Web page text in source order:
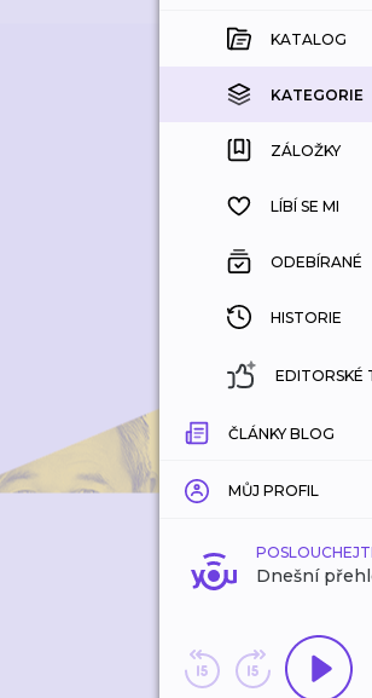
KOUPENÉ
KATEGORIE
ZÁLOŽKY
HISTORIE
KATALOG
KATEGORIE
ZÁLOŽKY
LÍBÍ SE MI
ODEBÍRANÉ
HISTORIE
EDITORSKÉ
ČLÁNKY BLOG
MŮJ PROFIL
Dnešní